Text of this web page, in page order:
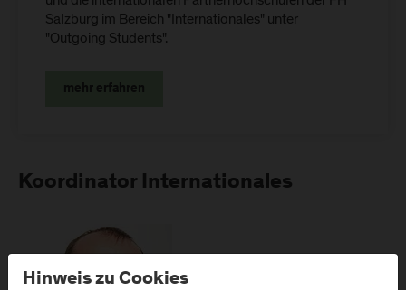
Salzburg im Bereich "Internationales" unter
"Outgoing Students".
mehr erfahren
Koordinator Internationales
Hinweis zu Cookies